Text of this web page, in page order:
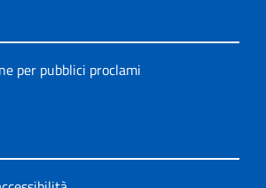
per pubblici proclami